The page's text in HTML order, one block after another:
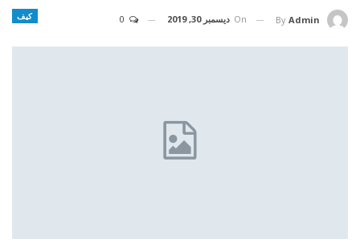
كيف By Admin
On ديسمبر 30, 2019